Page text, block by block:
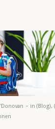
- in (Blog),